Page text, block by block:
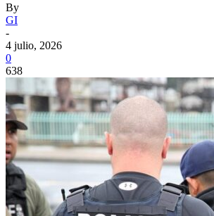
By
GI
-
4 julio, 2026
0
638